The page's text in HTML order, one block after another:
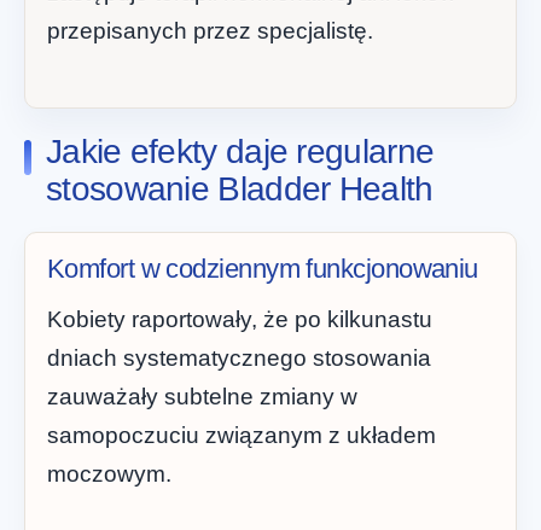
przepisanych przez specjalistę.
Jakie efekty daje regularne
stosowanie Bladder Health
Komfort w codziennym funkcjonowaniu
Kobiety raportowały, że po kilkunastu
dniach systematycznego stosowania
zauważały subtelne zmiany w
samopoczuciu związanym z układem
moczowym.